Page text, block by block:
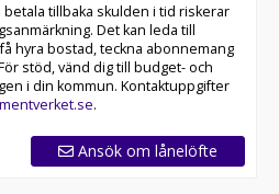
betala tillbaka skulden i tid riskerar
Det kan leda till
hyra bostad, teckna abonnemang
stöd, vänd dig till budget- och
i din kommun. Kontaktuppgifter
.
Ansök om lånelöfte